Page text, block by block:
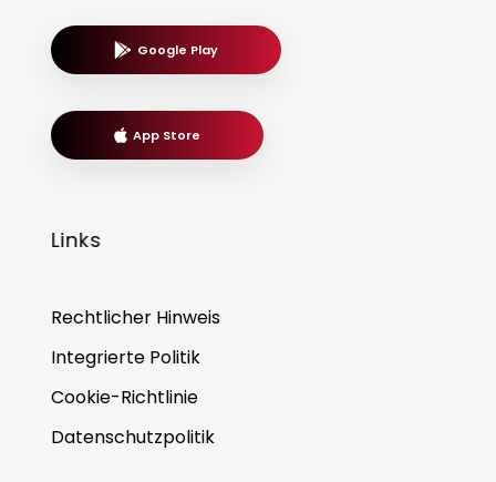
Google Play
App Store
Links
Rechtlicher Hinweis
Integrierte Politik
Cookie-Richtlinie
Datenschutzpolitik